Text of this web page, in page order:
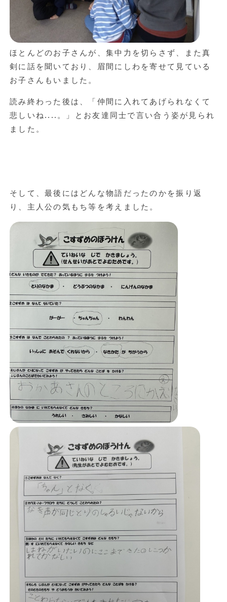
ほとんどのお子さんが、集中力を切らさず、また真
剣に話を聞いており、眉間にしわを寄せて見ている
お子さんもいました。
読み終わった後は、「仲間に入れてあげられなくて
悲しいね....。」とお友達同士で言い合う姿が見られ
ました。
そして、最後にはどんな物語だったのかを振り返
り、主人公の気もち等を考えました。